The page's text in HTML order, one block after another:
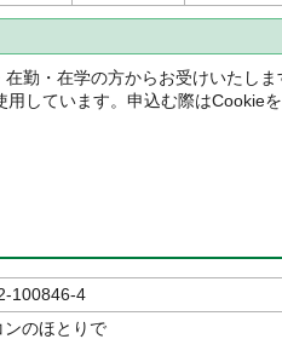
在勤・在学の方からお受けいたしま
しています。申込む際はCookie
100846-4
ンのほとりで